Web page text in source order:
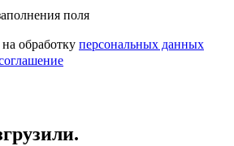
поля
обработку персональных данных